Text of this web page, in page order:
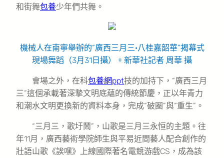
和街舞包養少年們共舞。
機械人在南寧舉辦的“廣西三月三·八桂嘉韶華”揭幕式
現場舞蹈（3月31日攝）。新華社記者 周華 攝
會場之外，在科包養網ppt技的加持下，“廣西三月
三”這個承載著深摯文明底蘊的傳統節慶，正以年青力
和潮水文明更換新的資料本身，完成“破圈”與“重生”。
“三月三，歌圩鬧”，山歌是三月三永恒的主題。往
年11月，廣西藝術學院師生與平易近間藝人配合創作的
壯語山歌《誒嘿》上線國際著名電競游戲CS，成為該